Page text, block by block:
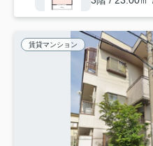
賃貸マンション